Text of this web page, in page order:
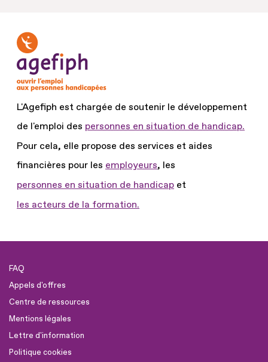
L'Agefiph est chargée de soutenir le développement
de l'emploi des personnes en situation de handicap.
Pour cela, elle propose des services et aides
financières pour les employeurs, les
personnes en situation de handicap et
les acteurs de la formation.
FAQ
Appels d'offres
Centre de ressources
Mentions légales
Lettre d'information
Politique cookies